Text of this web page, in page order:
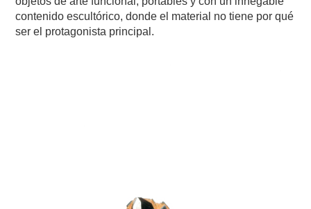
contenido escultórico, donde el material no tiene por qué
ser el protagonista principal.